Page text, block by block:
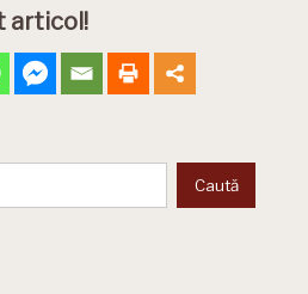
articol!